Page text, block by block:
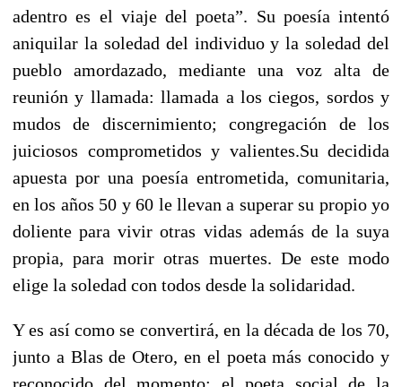
adentro es el viaje del poeta”. Su poesía intentó
aniquilar la soledad del individuo y la soledad del
pueblo amordazado, mediante una voz alta de
reunión y llamada: llamada a los ciegos, sordos y
mudos de discernimiento; congregación de los
juiciosos comprometidos y valientes.Su decidida
apuesta por una poesía entrometida, comunitaria,
en los años 50 y 60 le llevan a superar su propio yo
doliente para vivir otras vidas además de la suya
propia, para morir otras muertes. De este modo
elige la soledad con todos desde la solidaridad.
Y es así como se convertirá, en la década de los 70,
junto a Blas de Otero, en el poeta más conocido y